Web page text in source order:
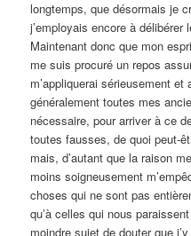
longtemps, que désormais je
j’employais encore à délibérer
Maintenant donc que mon
me suis procuré un repos
m’appliquerai sérieusement
généralement toutes mes
nécessaire, pour arriver à ce
toutes fausses, de quoi peut-
mais, d’autant que la raison
moins soigneusement
choses qui ne sont pas
qu’à celles qui nous
moindre sujet de douter que